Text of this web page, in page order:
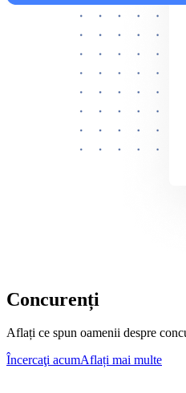
Concurenți
Aflați ce spun oamenii despre
Încercaţi acumAflați mai multe